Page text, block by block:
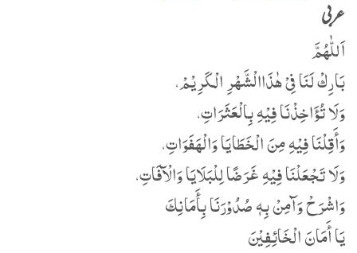
عربی
اَللّٰهُمَّ
بَارِكْ لَنَا فِیْ ھٰذَاالْشَّھْرِ الْکَرِیْمْ،
وَلَا تُؤَاخِذْنَا فِیْهِ بِالْعَثَرَاتِ،
وَأَقِلْنَا فِیْهِ مِنَ الْخَطَایَا وَالْھَفَوَاتِ،
وَلَا تَجْعَلْنَا فِیْهِ غَرَضًا لِلْبَلَایَا وَالْآفَاتِ،
وَاشْرَحْ وَآمِنْ بِهٖ صُدُوْرَنَا بِأَمَانِكَ
یَا أَمَانَ الْخَائِفِیْنَ